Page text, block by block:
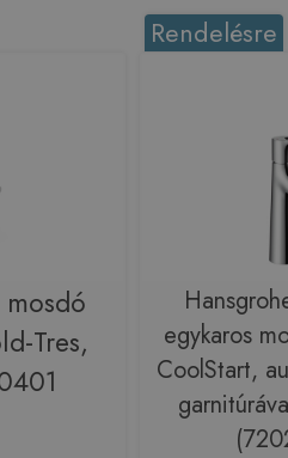
Tres,
Rendelésre
egykaros
CoolStart,